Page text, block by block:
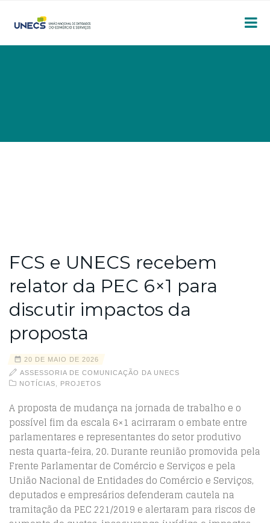
FCS e UNECS recebem
relator da PEC 6×1 para
discutir impactos da
proposta
20 DE MAIO DE 2026
ASSESSORIA DE COMUNICAÇÃO DA UNECS
NOTÍCIAS
PROJETOS
A proposta de mudança na jornada de trabalho e o
possível fim da escala 6×1 acirraram o embate entre
parlamentares e representantes do setor produtivo
nesta quarta-feira, 20. Durante reunião promovida pela
Frente Parlamentar de Comércio e Serviços e pela
União Nacional de Entidades do Comércio e Serviços,
deputados e empresários defenderam cautela na
tramitação da PEC 221/2019 e alertaram para riscos de